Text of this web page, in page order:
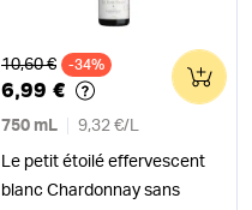
Ancien prix
10,60 € -34%
6,99 €
750 mL 9,32 €/ L
Le petit étoilé effervescent
blanc Chardonnay sans
0